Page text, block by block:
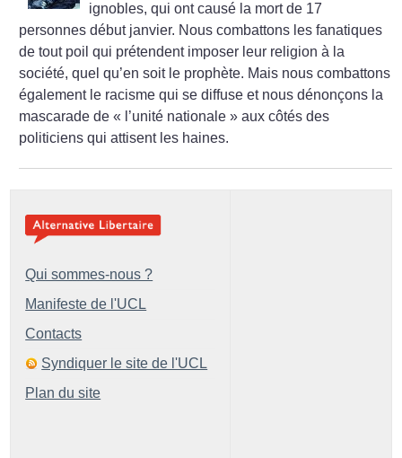
ignobles, qui ont causé la mort de 17
personnes début janvier. Nous combattons les fanatiques
de tout poil qui prétendent imposer leur religion à la
société, quel qu’en soit le prophète. Mais nous combattons
également le racisme qui se diffuse et nous dénonçons la
mascarade de « l’unité nationale » aux côtés des
politiciens qui attisent les haines.
Qui sommes-nous ?
Manifeste de l'UCL
Contacts
Syndiquer le site de l'UCL
Plan du site